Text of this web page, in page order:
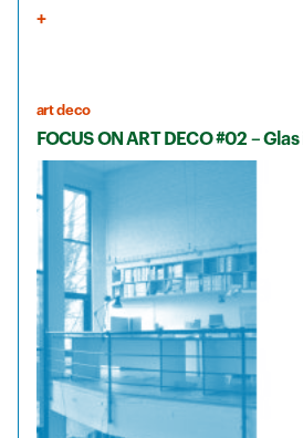
art deco
FOCUS ON ART DECO #02 –